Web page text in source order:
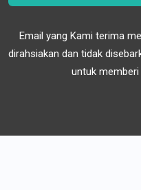
Email yang Kami terima
dirahsiakan dan tidak
untuk